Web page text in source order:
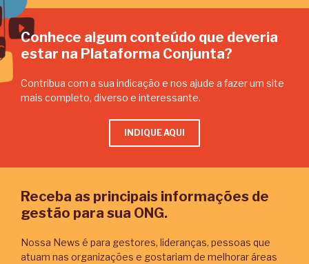
Conhece algum conteúdo que deveria
estar na Plataforma Conjunta?
Contribua com a sua indicação e nos ajude a fazer um site
mais completo, diverso e interessante.
INDIQUE AQUI
Receba as principais informações de
gestão para sua ONG.
Nossa News é para gestores, lideranças, pessoas que
atuam nas organizações e gostariam de melhorar áreas